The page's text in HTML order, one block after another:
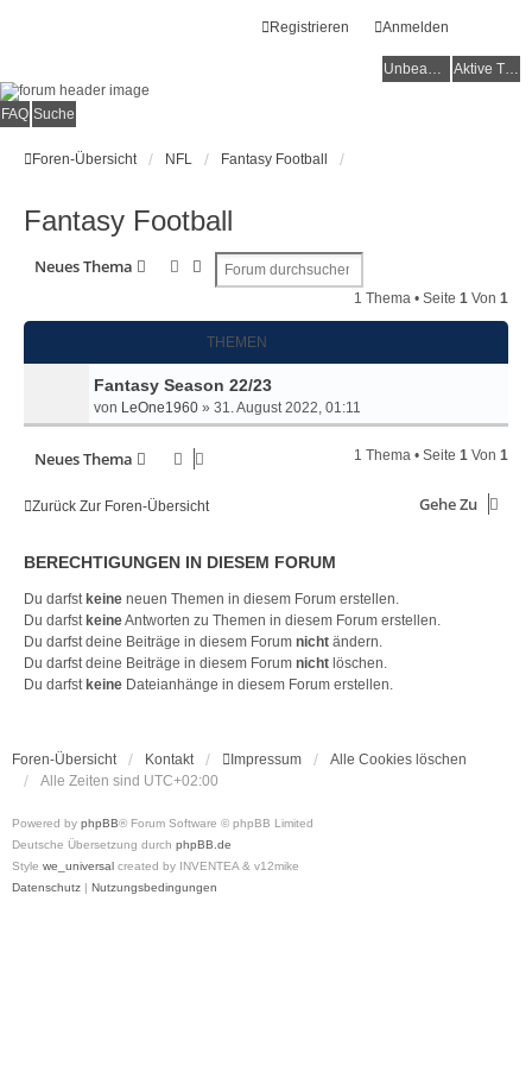
Anmelden
Registrieren
Unbeantwortete Themen Aktive Themen
FAQ Suche
Foren-Übersicht NFL Fantasy Football
Fantasy Football
Neues Thema SucheErweiterte Suche
1 Thema • Seite 1 Von 1
THEMEN
Fantasy Season 22/23
von LeOne1960 » 31. August 2022, 01:11
Neues Thema 1 Thema • Seite 1 Von 1
Zurück Zur Foren-Übersicht Gehe Zu
BERECHTIGUNGEN IN DIESEM FORUM
Du darfst keine neuen Themen in diesem Forum erstellen.
Du darfst keineAntworten zu Themen in diesem Forum erstellen.
Du darfst deine Beiträge in diesem Forum nicht ändern.
Du darfst deine Beiträge in diesem Forum nicht löschen.
Du darfst keine Dateianhänge in diesem Forum erstellen.
Foren-Übersicht Kontakt Impressum
Alle Cookies löschen
Alle Zeiten sind UTC+02:00
Powered by phpBB® Forum Software © phpBB Limited
Deutsche Übersetzung durch phpBB.de
Style we_universal created by INVENTEA & v12mike
Datenschutz | Nutzungsbedingungen